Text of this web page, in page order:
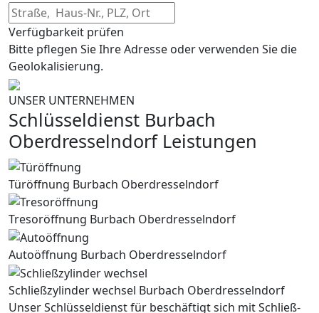
Verfügbarkeit prüfen
Bitte pflegen Sie Ihre Adresse oder verwenden Sie die
Geolokalisierung.
UNSER UNTERNEHMEN
Schlüsseldienst Burbach
Oberdresselndorf Leistungen
Türöffnung Burbach Oberdresselndorf
Tresoröffnung Burbach Oberdresselndorf
Autoöffnung Burbach Oberdresselndorf
Schließzylinder wechsel Burbach Oberdresselndorf
Unser Schlüsseldienst für beschäftigt sich mit Schließ-